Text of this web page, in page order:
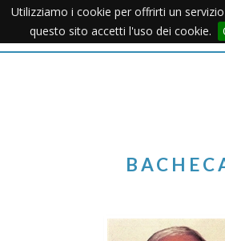
Utilizziamo i cookie per offrirti un
questo sito accetti l'uso dei cookie.